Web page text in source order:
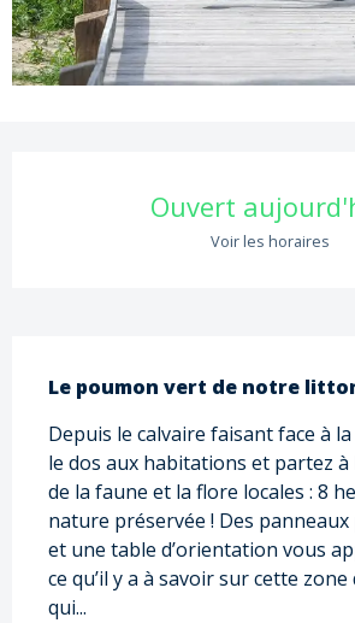
Ouverture et
Ouvert
Voir les horaires
Description
Le poumon vert de notre
Depuis le calvaire faisant face à
le dos aux habitations et partez à
de la faune et la flore locales : 8
nature préservée ! Des
et une table d’orientation vous
ce qu’il y a à savoir sur cette
qui...